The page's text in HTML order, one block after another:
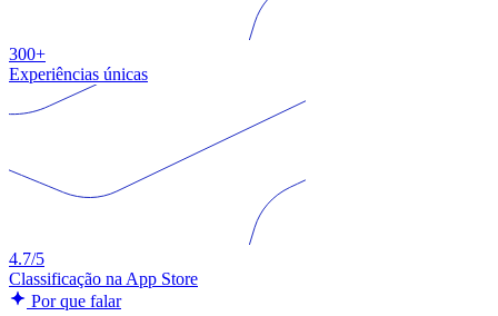
300+
Experiências únicas
4.7/5
Classificação na App Store
Por que falar